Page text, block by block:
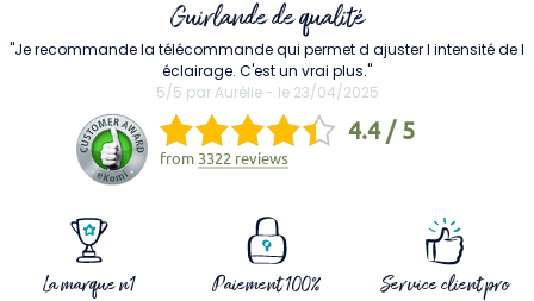
La marque n1 Paiement 100% Service client pro
Guirlande de qualité
"Je recommande la télécommande qui permet d ajuster l intensité de l
éclairage. C'est un vrai plus."
5/5 par Aurélie - le 23/04/2025
4.4 / 5
from 3322 reviews